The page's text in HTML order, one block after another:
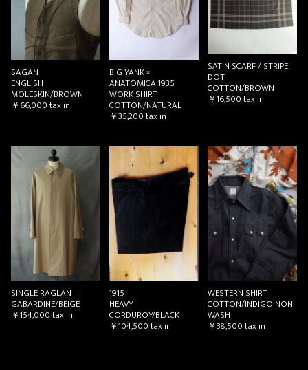
SAGAN
ENGLISH
MOLESKIN/BROWN
￥66,000tax in
BIG YANK ×
ANATOMICA 1935
WORK SHIRT
COTTON/NATURAL
￥35,200tax in
SATIN SCARF / STRIPE
DOT
COTTON/BROWN
￥16,500tax in
SINGLE RAGLAN Ⅰ
GABARDINE/BEIGE
￥154,000tax in
1915
HEAVY
CORDUROY/BLACK
￥104,500tax in
WESTERN SHIRT
COTTON/INDIGO NON
WASH
￥38,500tax in